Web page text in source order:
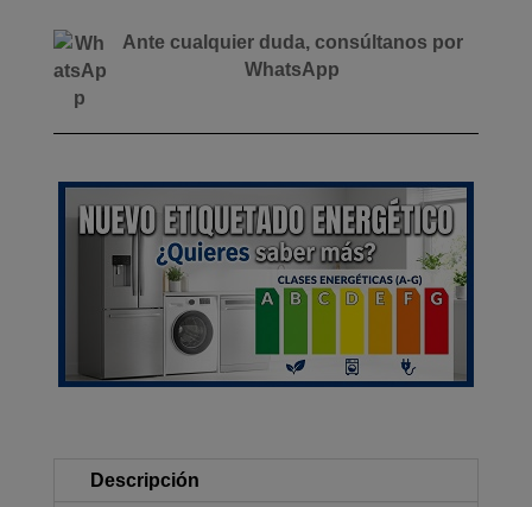
Ante cualquier duda, consúltanos por
WhatsApp
Descripción